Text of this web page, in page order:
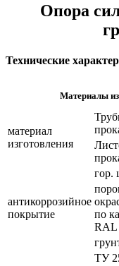
Опора
Технические
Материалы
материал
изготовления
антикоррозийное
покрытие
гор.
по
RAL
ТУ